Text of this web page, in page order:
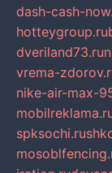
dash-cash-
hotteygroup.ru
dveriland73.ru
vrema-
nike-air-max-
spksochi.ru